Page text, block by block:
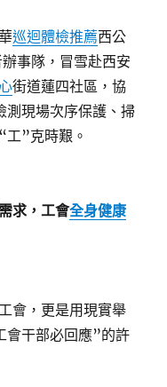
巡迴體檢推薦西公
事隊，冒雪赴西安
街道蓮四社區，協
測現場次序保護、掃
”克時艱。
求，工會全身健康
，更是用現實舉
會干部必回應”的許